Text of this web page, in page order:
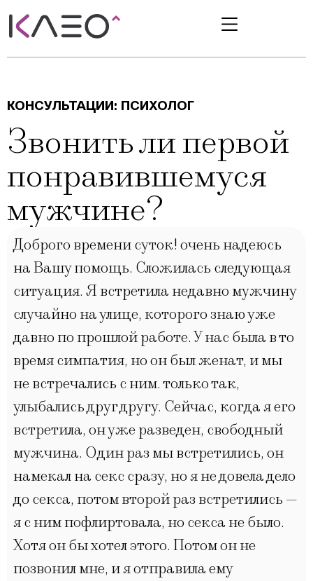
КОНСУЛЬТАЦИИ: ПСИХОЛОГ
Звонить ли первой
понравившемуся
мужчине?
Доброго времени суток! очень надеюсь
на Вашу помощь. Сложилась следующая
ситуация. Я встретила недавно мужчину
случайно на улице, которого знаю уже
давно по прошлой работе. У нас была в то
время симпатия, но он был женат, и мы
не встречались с ним. только так,
улыбались друг другу. Сейчас, когда я его
встретила, он уже разведен, свободный
мужчина. Один раз мы встретились, он
намекал на секс сразу, но я не довела дело
до секса, потом второй раз встретились —
я с ним пофлиртовала, но секса не было.
Хотя он бы хотел этого. Потом он не
позвонил мне, и я отправила ему